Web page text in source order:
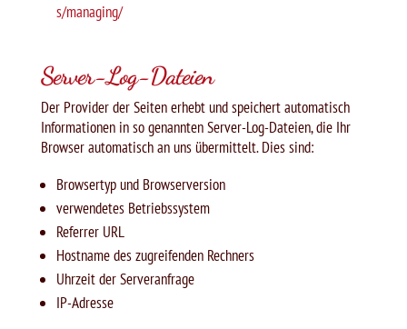
s/managing/
Server-Log-Dateien
Der Provider der Seiten erhebt und speichert automatisch
Informationen in so genannten Server-Log-Dateien, die Ihr
Browser automatisch an uns übermittelt. Dies sind:
Browsertyp und Browserversion
verwendetes Betriebssystem
Referrer URL
Hostname des zugreifenden Rechners
Uhrzeit der Serveranfrage
IP-Adresse